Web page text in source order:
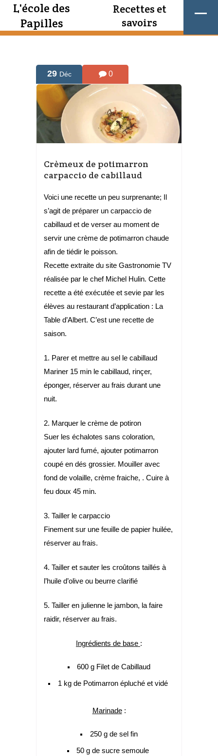
L'école des
Papilles
Recettes et
savoirs
29 Déc 0
Crèmeux de potimarron
carpaccio de cabillaud
Voici une recette un peu surprenante; Il
s’agit de préparer un carpaccio de
cabillaud et de verser au moment de
servir une crème de potimarron chaude
afin de tiédir le poisson.
Recette extraite du site Gastronomie TV
réalisée par le chef Michel Hulin. Cette
recette a été exécutée et sevie par les
élèves au restaurant d’application : La
Table d’Albert. C’est une recette de
saison.
1. Parer et mettre au sel le cabillaud
Mariner 15 min le cabillaud, rinçer,
éponger, réserver au frais durant une
nuit.
2. Marquer le crème de potiron
Suer les échalotes sans coloration,
ajouter lard fumé, ajouter potimarron
coupé en dés grossier. Mouiller avec
fond de volaille, crème fraiche, . Cuire à
feu doux 45 min.
3. Tailler le carpaccio
Finement sur une feuille de papier huilée,
réserver au frais.
4. Tailler et sauter les croûtons taillés à
l’huile d’olive ou beurre clarifié
5. Tailler en julienne le jambon, la faire
raidir, réserver au frais.
Ingrédients de base :
600 g Filet de Cabillaud
1 kg de Potimarron épluché et vidé
Marinade:
250 g de sel fin
50 g de sucre semoule